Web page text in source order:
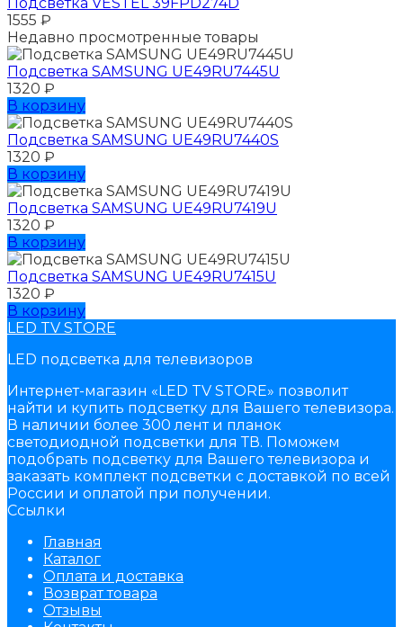
1555 ₽
Недавно просмотренные товары
Подсветка SAMSUNG UЕ49RU7445U
1320 ₽
В корзину
Подсветка SAMSUNG UЕ49RU7440S
1320 ₽
В корзину
Подсветка SAMSUNG UЕ49RU7419U
1320 ₽
В корзину
Подсветка SAMSUNG UЕ49RU7415U
1320 ₽
В корзину
LED TV STORE
LED подсветка для телевизоров
Интернет-магазин «LED TV STORE» позволит
найти и купить подсветку для Вашего телевизора.
В наличии более 300 лент и планок
светодиодной подсветки для ТВ. Поможем
подобрать подсветку для Вашего телевизора и
заказать комплект подсветки с доставкой по всей
России и оплатой при получении.
Ссылки
Главная
Каталог
Оплата и доставка
Возврат товара
Отзывы